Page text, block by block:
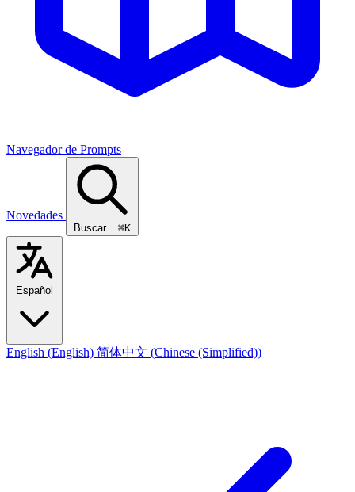
Navegador de Prompts
Novedades
Buscar... ⌘K
Español
English (English) 简体中文 (Chinese (Simplified))